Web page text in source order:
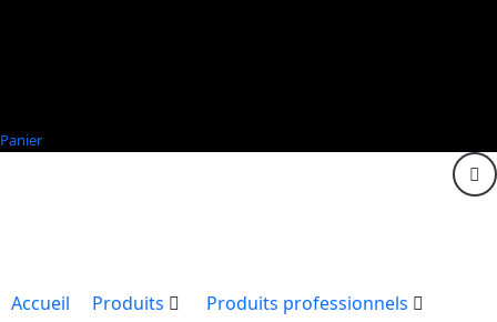
Panier
Accueil Produits
Produits professionnels